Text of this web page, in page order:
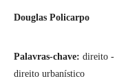
Douglas Policarpo
Palavras-chave: direito -
direito urbanístico